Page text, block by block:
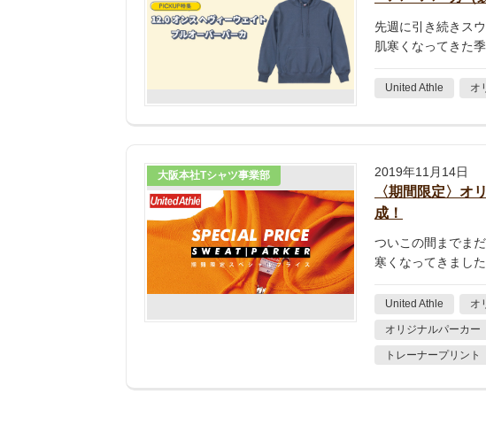
先週に引き続きス
肌寒くなってきた
United Athle オ
2019年11月14日
〈期間限定〉オ
成！
大阪本社Tシャツ事業部
ついこの間までま
寒くなってきまし
United Athle オ
オリジナルパーカー
トレーナープリント